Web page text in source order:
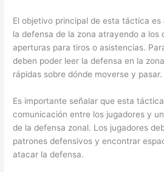
El objetivo principal de esta táctica es
la defensa de la zona atrayendo a los
aperturas para tiros o asistencias.
deben poder leer la defensa en la
rápidas sobre dónde moverse y pasar.
Es importante señalar que esta
comunicación entre los jugadores y
de la defensa zonal. Los jugadores
patrones defensivos y encontrar
atacar la defensa.